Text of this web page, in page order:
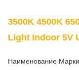
3500K 4500K
Light Indoor 5V
Наименование